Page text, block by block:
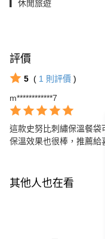
▎休閒旅遊
評價
5 ( 1 則評價 )
m************7
這款史努比刺繡保溫餐袋
保溫效果也很棒，推薦給
其他人也在看